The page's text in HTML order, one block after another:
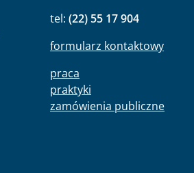
tel: (22) 55 17 904
formularz kontaktowy
praca
praktyki
zamówienia publiczne